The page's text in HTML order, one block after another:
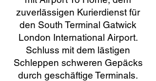
zuverlässigen Kurierdienst für
den South Terminal Gatwick
London International Airport.
Schluss mit dem lästigen
Schleppen schweren Gepäcks
durch geschäftige Terminals.